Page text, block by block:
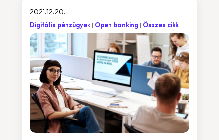
2021.12.20.
Digitális pénzügyek Open banking Összes cikk